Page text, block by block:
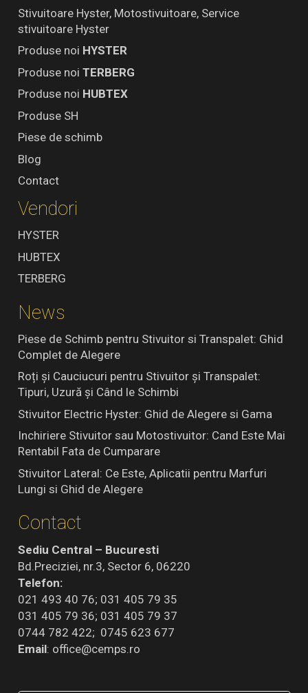
Stivuitoare Hyster, Motostivuitoare, Service
stivuitoare Hyster
Produse noi HYSTER
Produse noi TERBERG
Produse noi HUBTEX
Produse SH
Piese de schimb
Blog
Contact
Vendori
HYSTER
HUBTEX
TERBERG
News
Piese de Schimb pentru Stivuitor si Transpalet: Ghid
Complet de Alegere
Roți și Cauciucuri pentru Stivuitor și Transpalet:
Tipuri, Uzură și Când le Schimbi
Stivuitor Electric Hyster: Ghid de Alegere si Gama
Inchiriere Stivuitor sau Motostivuitor: Cand Este Mai
Rentabil Fata de Cumparare
Stivuitor Lateral: Ce Este, Aplicatii pentru Marfuri
Lungi si Ghid de Alegere
Contact
Sediu Central – Bucuresti
Bd.Preciziei, nr.3, Sector 6, 06220
Telefon:
021 493 40 76; 031 405 79 35
031 405 79 36; 031 405 79 37
0744 782 422; 0745 623 677
Email: office@cemps.ro